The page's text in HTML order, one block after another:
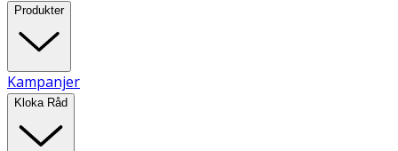
Produkter
Kampanjer
Kloka Råd